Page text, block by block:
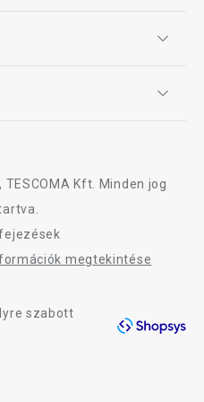
Kft. Minden jog
megtekintése
szabott